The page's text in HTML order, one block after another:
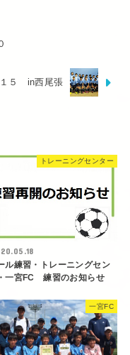
１５ in西尾張
トレーニングセンター
ル練習・トレーニングセン
一宮FC 練習のお知らせ
一宮FC